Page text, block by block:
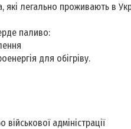
які легально проживають в
паливо:
для обігріву.
військової адміністрації